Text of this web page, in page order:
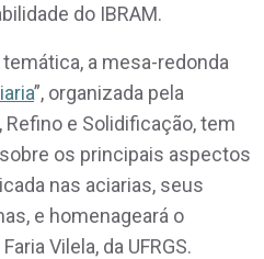
do IBRAM.
a mesa-redonda
”, organizada pela
e Solidificação, tem
os principais aspectos
nas aciarias, seus
e homenageará o
Vilela, da UFRGS.